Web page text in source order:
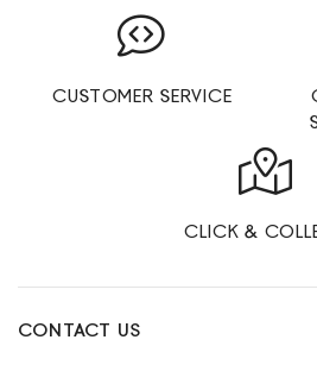
CUSTOMER SERVICE
CLICK &
CONTACT US